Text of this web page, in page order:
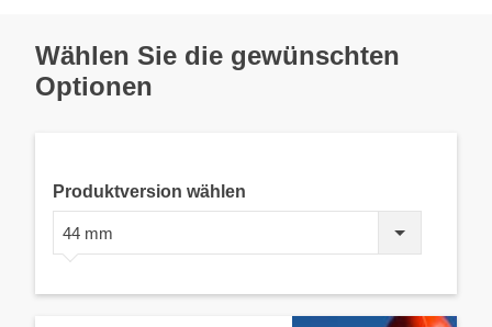
Wählen Sie die gewünschten
Optionen
Produktversion wählen
44 mm